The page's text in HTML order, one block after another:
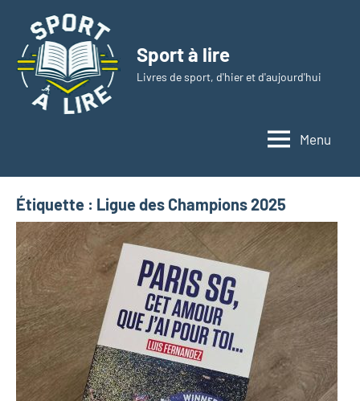
contenu
Sport à lire
Livres de sport, d'hier et d'aujourd'hui
Menu
Étiquette : Ligue des Champions 2025